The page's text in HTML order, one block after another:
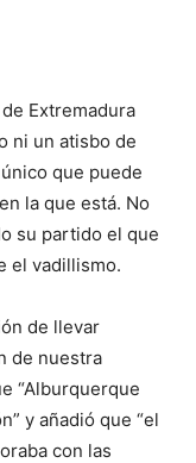
Extremadura
ni un atisbo de
que puede
la que está. No
su partido el que
el vadillismo.
de llevar
de nuestra
“Alburquerque
y añadió que “el
con las